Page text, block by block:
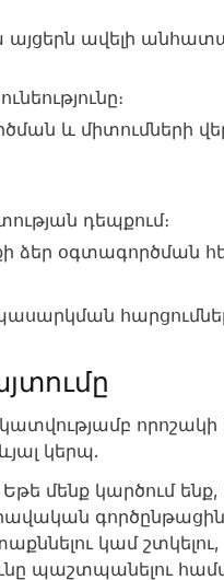
ավելի
և միտումների
դեպքում։
ձեր օգտագործման
որոշակի
կերպ.
մենք կարծում ենք,
գործընթացին
կամ շտկելու,
պաշտպանելու